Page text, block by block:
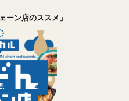
ーン店のススメ」